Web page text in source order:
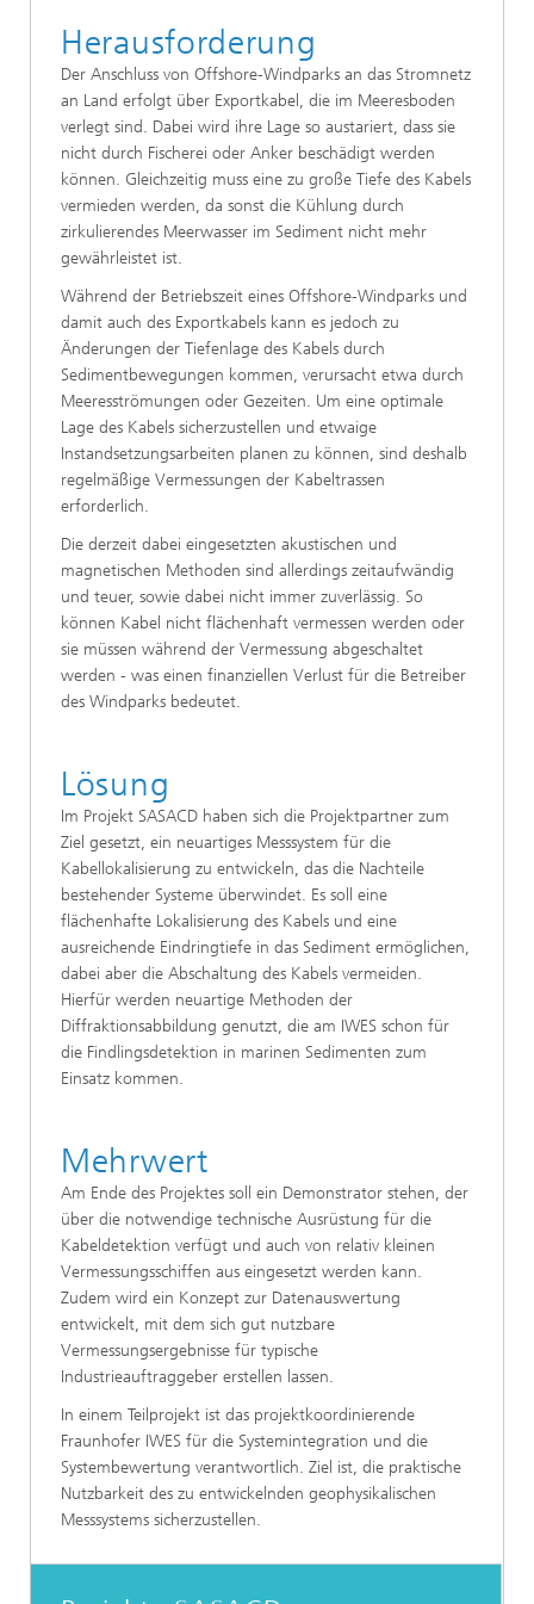
Herausforderung
Der Anschluss von Offshore-Windparks an das Stromnetz
an Land erfolgt über Exportkabel, die im Meeresboden
verlegt sind. Dabei wird ihre Lage so austariert, dass sie
nicht durch Fischerei oder Anker beschädigt werden
können. Gleichzeitig muss eine zu große Tiefe des Kabels
vermieden werden, da sonst die Kühlung durch
zirkulierendes Meerwasser im Sediment nicht mehr
gewährleistet ist.
Während der Betriebszeit eines Offshore-Windparks und
damit auch des Exportkabels kann es jedoch zu
Änderungen der Tiefenlage des Kabels durch
Sedimentbewegungen kommen, verursacht etwa durch
Meeresströmungen oder Gezeiten. Um eine optimale
Lage des Kabels sicherzustellen und etwaige
Instandsetzungsarbeiten planen zu können, sind deshalb
regelmäßige Vermessungen der Kabeltrassen
erforderlich.
Die derzeit dabei eingesetzten akustischen und
magnetischen Methoden sind allerdings zeitaufwändig
und teuer, sowie dabei nicht immer zuverlässig. So
können Kabel nicht flächenhaft vermessen werden oder
sie müssen während der Vermessung abgeschaltet
werden - was einen finanziellen Verlust für die Betreiber
des Windparks bedeutet.
Lösung
Im Projekt SASACD haben sich die Projektpartner zum
Ziel gesetzt, ein neuartiges Messsystem für die
Kabellokalisierung zu entwickeln, das die Nachteile
bestehender Systeme überwindet. Es soll eine
flächenhafte Lokalisierung des Kabels und eine
ausreichende Eindringtiefe in das Sediment ermöglichen,
dabei aber die Abschaltung des Kabels vermeiden.
Hierfür werden neuartige Methoden der
Diffraktionsabbildung genutzt, die am IWES schon für
die Findlingsdetektion in marinen Sedimenten zum
Einsatz kommen.
Mehrwert
Am Ende des Projektes soll ein Demonstrator stehen, der
über die notwendige technische Ausrüstung für die
Kabeldetektion verfügt und auch von relativ kleinen
Vermessungsschiffen aus eingesetzt werden kann.
Zudem wird ein Konzept zur Datenauswertung
entwickelt, mit dem sich gut nutzbare
Vermessungsergebnisse für typische
Industrieauftraggeber erstellen lassen.
In einem Teilprojekt ist das projektkoordinierende
Fraunhofer IWES für die Systemintegration und die
Systembewertung verantwortlich. Ziel ist, die praktische
Nutzbarkeit des zu entwickelnden geophysikalischen
Messsystems sicherzustellen.